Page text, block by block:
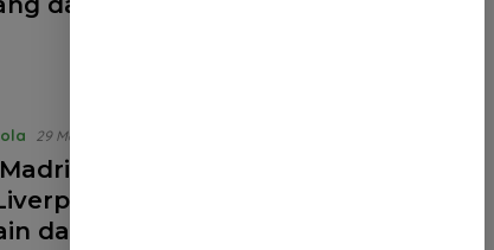
29 Mei 2023
Serius Incar Roberto Firmino
Momen Emosional Bagi
dan Penggemar